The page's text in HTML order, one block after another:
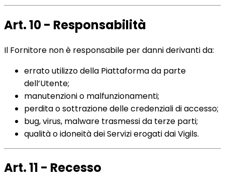
Art. 10 - Responsabilità
Il Fornitore non è responsabile per danni derivanti da:
errato utilizzo della Piattaforma da parte
dell’Utente;
manutenzioni o malfunzionamenti;
perdita o sottrazione delle credenziali di accesso;
bug, virus, malware trasmessi da terze parti;
qualità o idoneità dei Servizi erogati dai Vigils.
Art. 11 - Recesso